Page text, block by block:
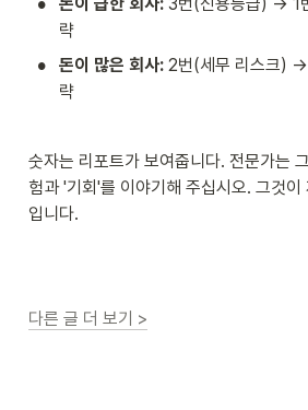
돈이 급한 회사: 3번(신용등급) → 1
략
• 돈이 많은 회사: 2번(세무 리스크)
략
숫자는 리포트가 보여줍니다. 전문가는
험과 '기회'를 이야기해 주십시오. 그것이
입니다.
다른 글 더 보기 >